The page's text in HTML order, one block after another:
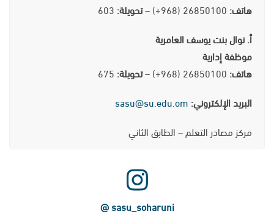
هاتف:
تحويلة: 603
أ. نوال بنت يوسف العامرية
موظفة إدارية
هاتف:
تحويلة: 675
البريد الإلكتروني: sasu@su.edu.om
مركز مصادر التعلم – الطابق الثاني
sasu_soharuni @